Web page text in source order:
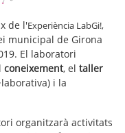
de l'Experiència LabGi!,
municipal de Girona
El laboratori
coneixement, el taller
i la
organitzarà activitats